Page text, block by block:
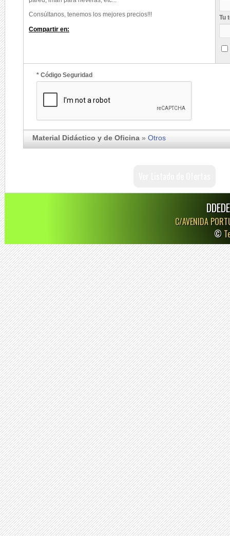
Consúltanos, tenemos los mejores precios!!!
Compartir en:
Tu
* Código Seguridad
Material Didáctico y de Oficina » Otros
C/AVENIDA
©